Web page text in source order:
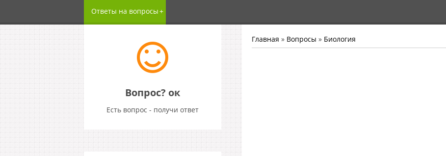
Ответы на вопросы
Вопрос? ок
Есть вопрос - получи ответ
Главная » Вопросы » Биология